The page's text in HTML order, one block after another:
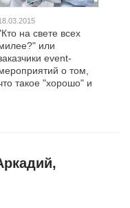
на свете всех
или
event-
о том,
такое "хорошо" и